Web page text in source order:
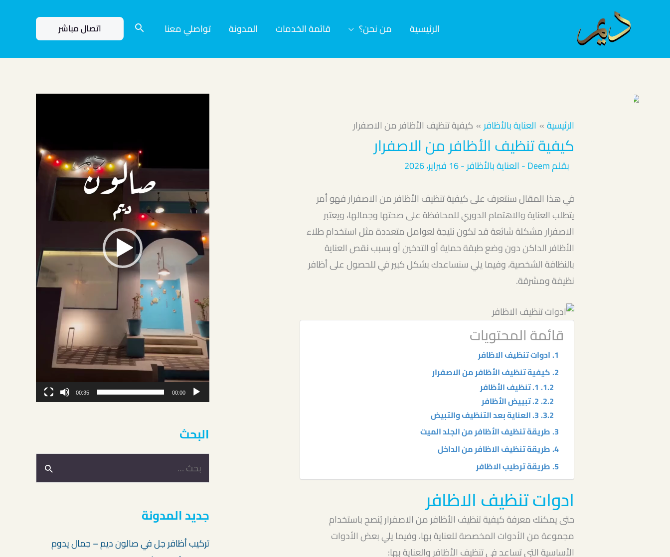
الرئيسية من نحن؟ قائمة الخدمات المدونة تواصلي معنا اتصال مباشر
الرئيسية العناية بالأظافر كيفية تنظيف الأظافر من الاصفرار
كيفية تنظيف الأظافر من الاصفرار
بقلمDeem
-العناية بالأظافر-16 فبراير، 2026
في هذا المقال سنتعرف على كيفية تنظيف الأظافر من الاصفرار فهو أمر
يتطلب العناية والاهتمام الدوري للمحافظة على صحتها وجمالها، ويعتبر
الاصفرار مشكلة شائعة قد تكون نتيجة لعوامل متعددة مثل استخدام طلاء
الأظافر الداكن دون وضع طبقة حماية أو التدخين أو بسبب نقص العناية
بالنظافة الشخصية، وفيما يلي سنساعدك بشكل كبير في للحصول على أظافر
نظيفة ومشرقة.
قائمة المحتويات
ادوات تنظيف الاظافر
كيفية تنظيف الأظافر من الاصفرار
1. تنظيف الأظافر
2. تبييض الأظافر
3. العناية بعد التنظيف والتبيض
طريقة تنظيف الأظافر من الجلد الميت
طريقة تنظيف الاظافر من الداخل
طريقة ترطيب الاظافر
ادوات تنظيف الاظافر
حتى يمكنك معرفة كيفية تنظيف الأظافر من الاصفرار يُنصح باستخدام
مجموعة من الأدوات المخصصة للعناية بها، وفيما يلي بعض الأدوات
الأساسية التي تساعد في تنظيف الأظافر والعناية بها:
ا
ل
ف
ي
د
و
00:00
00:35
البحث
ل
ح
ث
جديد المدونة
تركيب أظافر جل في صالون ديم – جمال يدوم